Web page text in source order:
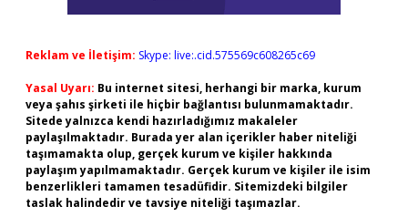
Reklam ve İletişim: Skype: live:.cid.575569c608265c69
Yasal Uyarı: Bu internet sitesi, herhangi bir marka, kurum
veya şahıs şirketi ile hiçbir bağlantısı bulunmamaktadır.
Sitede yalnızca kendi hazırladığımız makaleler
paylaşılmaktadır. Burada yer alan içerikler haber niteliği
taşımamakta olup, gerçek kurum ve kişiler hakkında
paylaşım yapılmamaktadır. Gerçek kurum ve kişiler ile isim
benzerlikleri tamamen tesadüfidir. Sitemizdeki bilgiler
taslak halindedir ve tavsiye niteliği taşımazlar.